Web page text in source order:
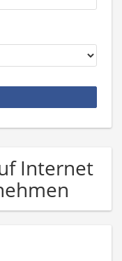
Internet